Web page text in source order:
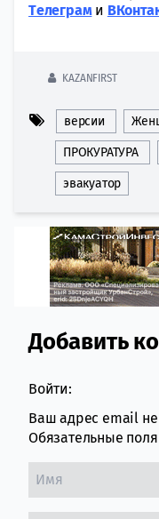
Tелеграми
KAZANFIRST
версии
ПРОКУРАТУРА
эвакуатор
Добавить
Войти:
Ваш адрес email не
Обязательные